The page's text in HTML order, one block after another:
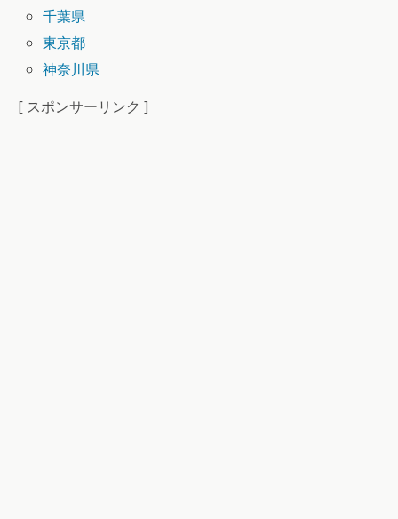
千葉県
東京都
神奈川県
[ スポンサーリンク ]